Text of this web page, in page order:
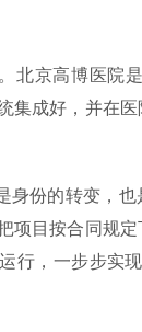
北京高博医院
集成好，并在
身份的转变，
项目按合同规
运行，一步